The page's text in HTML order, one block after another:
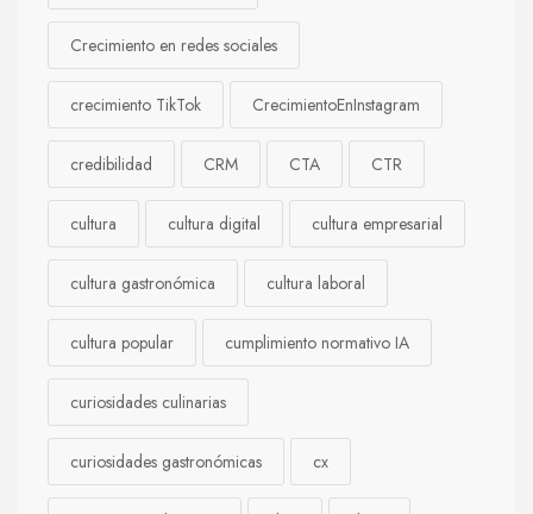
Crecimiento en redes sociales
crecimiento TikTok CrecimientoEnInstagram
credibilidad CRM CTA CTR
cultura cultura digital cultura empresarial
cultura gastronómica cultura laboral
cultura popular cumplimiento normativo IA
curiosidades culinarias
curiosidades gastronómicas cx